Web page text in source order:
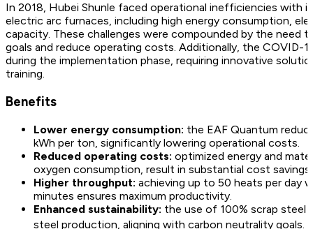
In 2018, Hubei Shunle faced operational inefficiencies with
electric arc furnaces, including high energy consumption,
capacity. These challenges were compounded by the need
goals and reduce operating costs. Additionally, the COVID-
during the implementation phase, requiring innovative
training.
Benefits
Lower energy consumption: the EAF Quantum
kWh per ton, significantly lowering operational costs.
Reduced operating costs: optimized energy and
oxygen consumption, result in substantial cost savings.
Higher throughput: achieving up to 50 heats per
minutes ensures maximum productivity.
Enhanced sustainability: the use of 100% scrap steel
steel production, aligning with carbon neutrality goals.